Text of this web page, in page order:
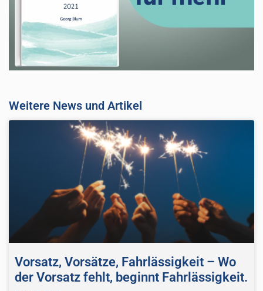
Weitere News und Artikel
Vorsatz, Vorsätze, Fahrlässigkeit – Wo
der Vorsatz fehlt, beginnt Fahrlässigkeit.